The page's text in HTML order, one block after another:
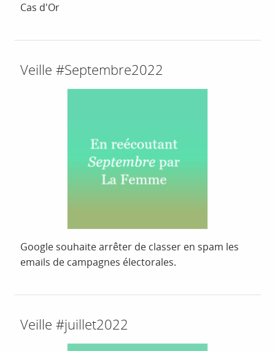
Cas d'Or
Veille #Septembre2022
Google souhaite arrêter de classer en spam les
emails de campagnes électorales.
Veille #juillet2022